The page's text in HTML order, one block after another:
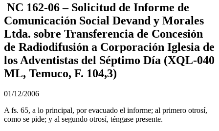
NC 162-06 – Solicitud de Informe de
Comunicación Social Devand y Morales
Ltda. sobre Transferencia de Concesión
de Radiodifusión a Corporación Iglesia de
los Adventistas del Séptimo Día (XQL-040
ML, Temuco, F. 104,3)
01/12/2006
A fs. 65, a lo principal, por evacuado el informe; al primero otrosí,
como se pide; y al segundo otrosí, téngase presente.